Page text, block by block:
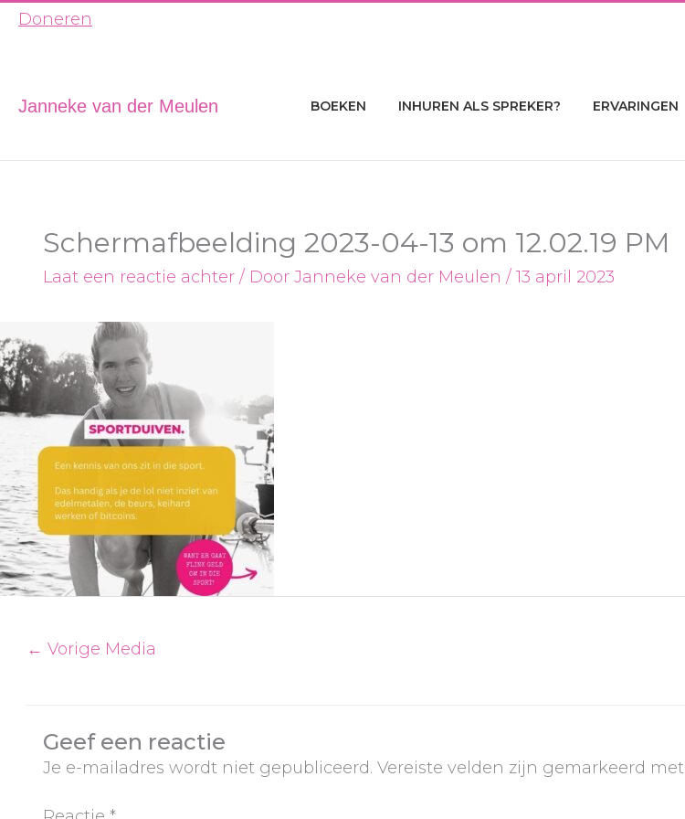
GaDoneren
Janneke van der Meulen BOEKEN INHUREN ALS SPREKER? ERVARINGEN
Schermafbeelding 2023-04-13 om 12.02.19 PM
Laat een reactie achter / Door Janneke van der Meulen / 13 april 2023
← Vorige Media
Geef een reactie
Je e-mailadres wordt niet gepubliceerd. Vereiste velden zijn gemarkeerd met